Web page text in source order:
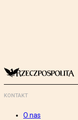
KONTAKT
O nas